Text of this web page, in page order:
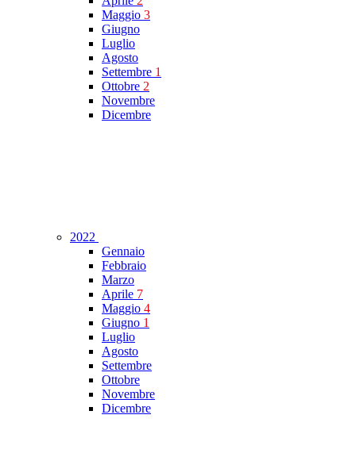
Maggio 3
Giugno
Luglio
Agosto
Settembre 1
Ottobre 2
Novembre
Dicembre
2022
Gennaio
Febbraio
Marzo
Aprile 7
Maggio 4
Giugno 1
Luglio
Agosto
Settembre
Ottobre
Novembre
Dicembre